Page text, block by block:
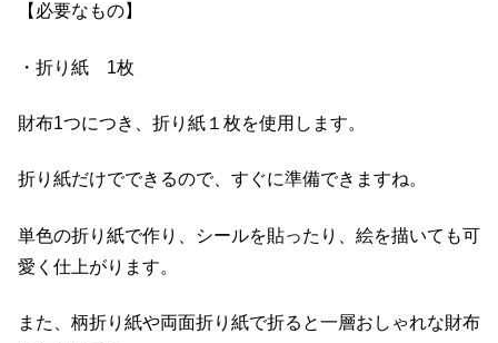
【必要なもの】
・折り紙 1枚
財布1つにつき、折り紙１枚を使用します。
折り紙だけでできるので、すぐに準備できますね。
単色の折り紙で作り、シールを貼ったり、絵を描いても可
愛く仕上がります。
また、柄折り紙や両面折り紙で折ると一層おしゃれな財布